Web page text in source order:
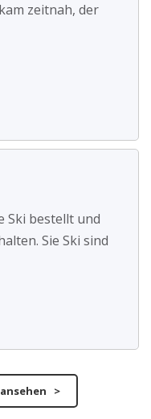
zeitnah, der
Ski bestellt und
Sie Ski sind
>